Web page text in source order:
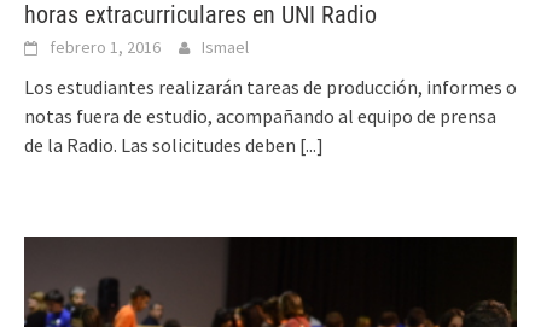
horas extracurriculares en UNI Radio
febrero 1, 2016 Ismael
Los estudiantes realizarán tareas de producción, informes o
notas fuera de estudio, acompañando al equipo de prensa
de la Radio. Las solicitudes deben [...]